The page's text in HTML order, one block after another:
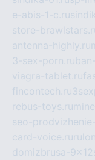
e-abis-1-c.ru
store-
antenna-highly.ru
3-sex-porn.ru
viagra-tablet.ru
fincontech.ru
rebus-toys.ru
seo-
card-voice.ru
domizbrusa-